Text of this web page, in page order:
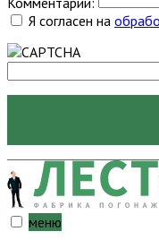
Я согласен на
меню